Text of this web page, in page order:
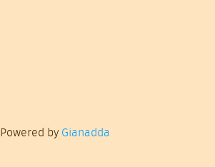
Powered by Gianadda